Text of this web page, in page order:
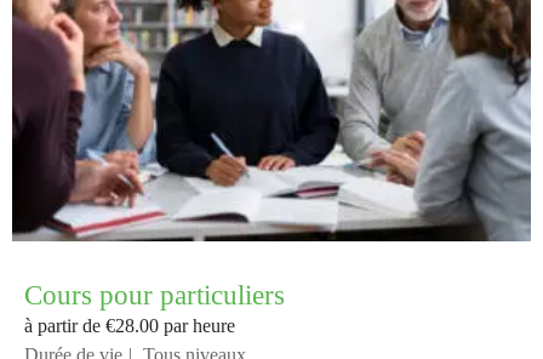
Cours pour particuliers
à partir de €28.00 par heure